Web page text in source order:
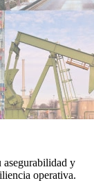
asegurabilidad y
operativa.